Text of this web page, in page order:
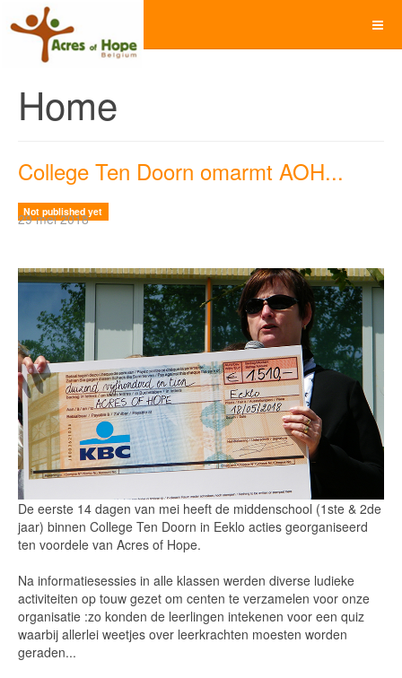
Home
College Ten Doorn omarmt AOH...
Not published yet
29 mei 2018
De eerste 14 dagen van mei heeft de middenschool (1ste & 2de
jaar) binnen College Ten Doorn in Eeklo acties georganiseerd
ten voordele van Acres of Hope.
Na informatiesessies in alle klassen werden diverse ludieke
activiteiten op touw gezet om centen te verzamelen voor onze
organisatie :zo konden de leerlingen intekenen voor een quiz
waarbij allerlei weetjes over leerkrachten moesten worden
geraden...